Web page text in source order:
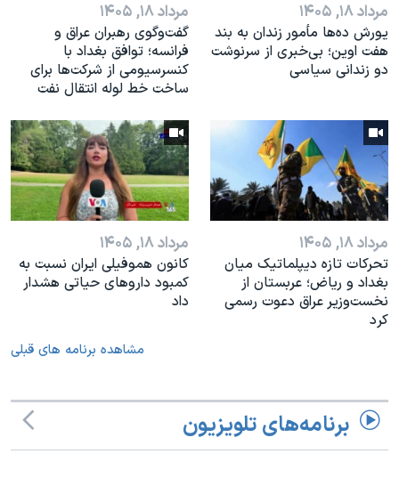
مرداد ۱۸, ۱۴۰۵
یورش ده‌ها مأمور زندان به بند
هفت اوین؛ بی‌خبری از سرنوشت
دو زندانی سیاسی
مرداد ۱۸, ۱۴۰۵
گفت‌وگوی رهبران عراق و
فرانسه؛ توافق بغداد با
کنسرسیومی از شرکت‌ها برای
ساخت خط لوله انتقال نفت
مرداد ۱۸, ۱۴۰۵
تحرکات تازه دیپلماتیک میان
بغداد و ریاض؛ عربستان از
نخست‌وزیر عراق دعوت رسمی
کرد
مرداد ۱۸, ۱۴۰۵
کانون هموفیلی ایران نسبت به
کمبود داروهای حیاتی هشدار
داد
مشاهده برنامه های قبلی
برنامه‌های تلویزیون